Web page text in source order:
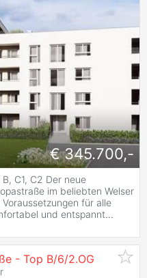
€ 345.700,-
C1, C2 Der neue
im beliebten Welser
für alle
und entspannt...
- Top B/6/2.OG